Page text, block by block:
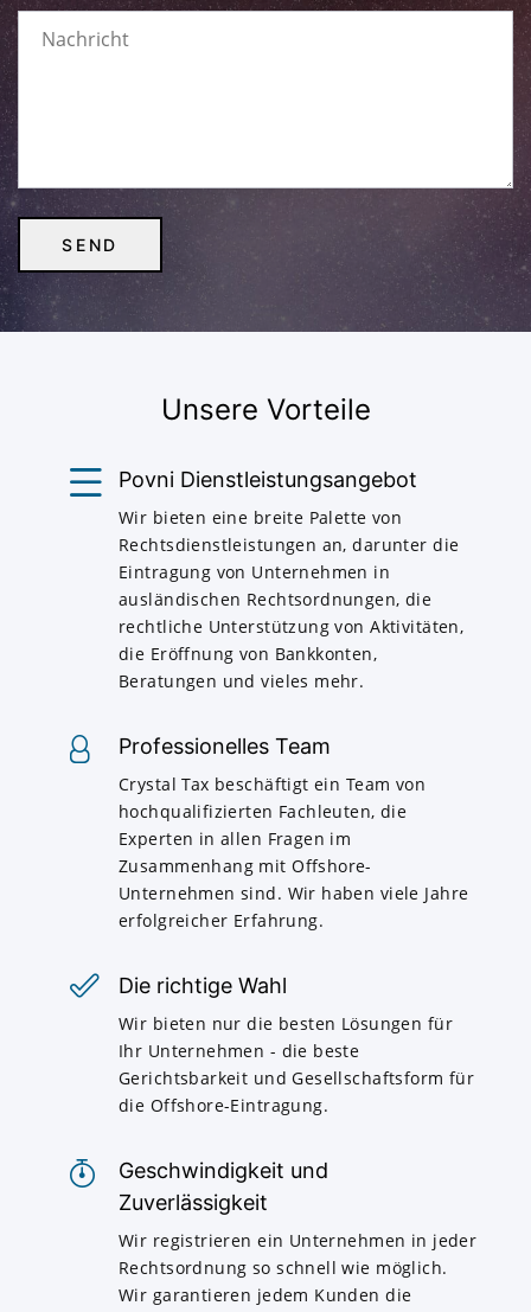
Unsere Vorteile
Povni Dienstleistungsangebot
Wir bieten eine breite Palette von
Rechtsdienstleistungen an, darunter die
Eintragung von Unternehmen in
ausländischen Rechtsordnungen, die
rechtliche Unterstützung von Aktivitäten,
die Eröffnung von Bankkonten,
Beratungen und vieles mehr.
Professionelles Team
Crystal Tax beschäftigt ein Team von
hochqualifizierten Fachleuten, die
Experten in allen Fragen im
Zusammenhang mit Offshore-
Unternehmen sind. Wir haben viele Jahre
erfolgreicher Erfahrung.
Die richtige Wahl
Wir bieten nur die besten Lösungen für
Ihr Unternehmen - die beste
Gerichtsbarkeit und Gesellschaftsform für
die Offshore-Eintragung.
Geschwindigkeit und
Zuverlässigkeit
Wir registrieren ein Unternehmen in jeder
Rechtsordnung so schnell wie möglich.
Wir garantieren jedem Kunden die